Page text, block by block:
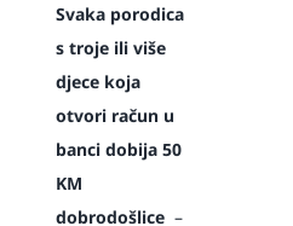
Svaka porodica
s troje ili više
djece koja
otvori račun u
banci dobija 50
KM
dobrodošlice–